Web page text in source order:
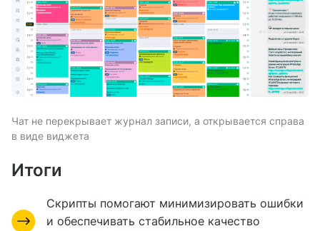
Чат не перекрывает журнал записи, а открывается справа
в виде виджета
Итоги
Скрипты помогают минимизировать ошибки
и обеспечивать стабильное качество